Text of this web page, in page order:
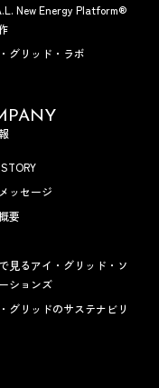
New Energy Platform®
グリッド・ラボ
ッセージ
要
見るアイ・グリッド・ソ
ションズ
グリッドのサステナビリ